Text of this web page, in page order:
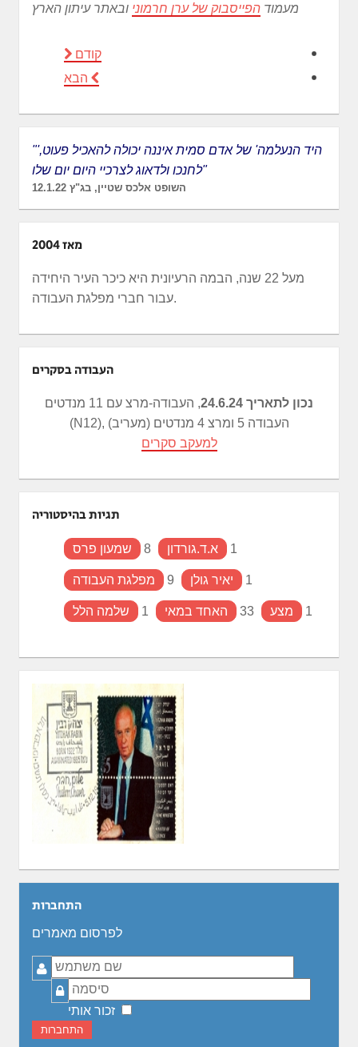
מעמוד הפייסבוק של ערן חרמוני ובאתר עיתון הארץ
קודם
הבא
"'היד הנעלמה' של אדם סמית איננה יכולה להאכיל פעוט,
לחנכו ולדאוג לצרכיי היום יום שלו"
השופט אלכס שטיין, בג"ץ 12.1.22
מאז 2004
מעל 22 שנה, הבמה הרעיונית היא כיכר העיר היחידה
עבור חברי מפלגת העבודה.
העבודה בסקרים
נכון לתאריך 24.6.24
, העבודה-מרצ עם 11 מנדטים
(N12), העבודה 5 ומרצ 4 מנדטים (מעריב)
למעקב סקרים
תגיות בהיסטוריה
שמעון פרס 8 א.ד.גורדון 1
מפלגת העבודה 9 יאיר גולן 1
שלמה הלל 1 האחד במאי 33 מצע 1
התחברות
לפרסום מאמרים
שם
משתמש
סיסמה
זכור אותי
התחברות